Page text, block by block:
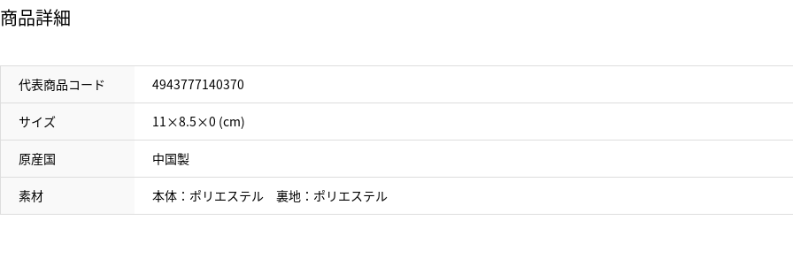
商品詳細
代表商品コード 4943777140370
サイズ 11×8.5×0 (cm)
原産国 中国製
素材 本体：ポリエステル 裏地：ポリエステル